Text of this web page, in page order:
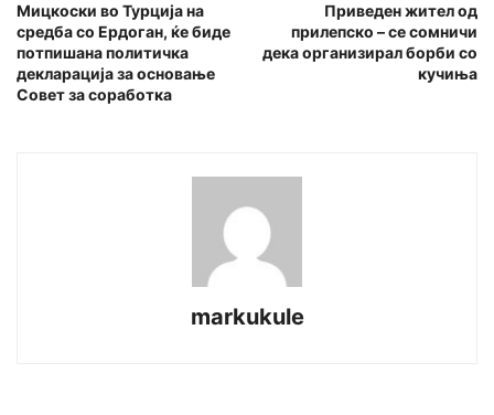
Мицкоски во Турција на
средба со Ердоган, ќе биде
потпишана политичка
декларација за основање
Совет за соработка
Приведен жител од
прилепско – се сомничи
дека организирал борби со
кучиња
markukule